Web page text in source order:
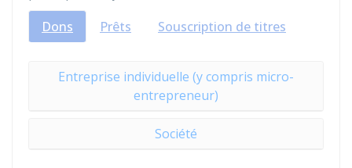
Dons
Prêts Souscription de titres
Entreprise individuelle (y compris micro-
entrepreneur)
Société